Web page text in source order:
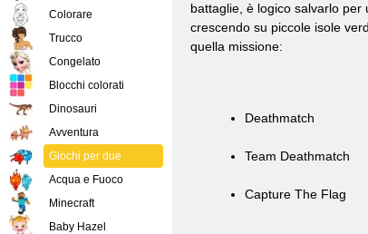
battaglie, è logico salvarlo
crescendo su piccole isole
quella missione:
Deathmatch
Team Deathmatch
Capture The Flag
Colorare
Trucco
Congelato
Blocchi colorati
Dinosauri
Avventura
Giochi per due
Acqua e Fuoco
Minecraft
Baby Hazel